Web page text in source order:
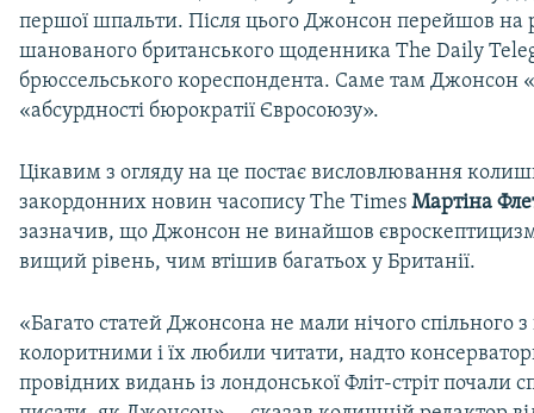
першої шпальти. Після цього Джонсон перейшов на
шанованого британського щоденника The Daily
брюссельського кореспондента. Саме там Джонсон
«абсурдності бюрократії Євросоюзу».
Цікавим з огляду на це постає висловлювання
закордонних новин часопису The TimesМартіна
зазначив, що Джонсон не винайшов
вищий рівень, чим втішив багатьох у Британії.
«Багато статей Джонсона не мали нічого спільного
колоритними і їх любили читати, надто
провідних видань із лондонської Фліт-стріт почали